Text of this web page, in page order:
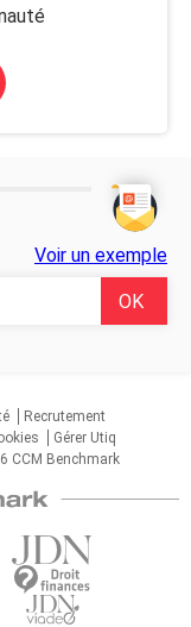
Voir un exemple
Recrutement
Gérer Utiq
CCM Benchmark